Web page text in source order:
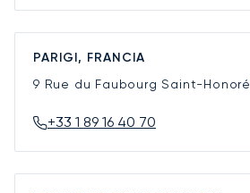
PARIGI, FRANCIA
9 Rue du Faubourg Saint-Honoré
+33 1 89 16 40 70